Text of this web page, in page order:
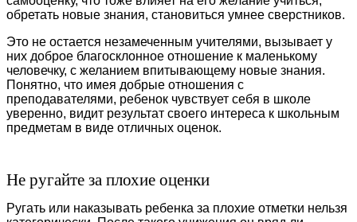
обретать новые знания, становиться умнее сверстников.
Это не остается незамеченным учителями, вызывает у
них доброе благосклонное отношение к маленькому
человечку, с желанием впитывающему новые знания.
Понятно, что имея добрые отношения с
преподавателями, ребенок чувствует себя в школе
уверенно, видит результат своего интереса к школьным
предметам в виде отличных оценок.
Не ругайте за плохие оценки
Ругать или наказывать ребенка за плохие отметки нельзя